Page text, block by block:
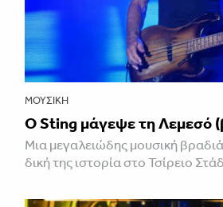
ΜΟΥΣΙΚΉ
Ο Sting μάγεψε τη Λεμεσό
Μια μεγαλειώδης μουσική
δική της ιστορία στο Τσίρειο